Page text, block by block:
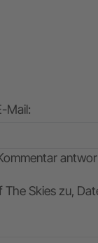
Mail:
Skies zu,